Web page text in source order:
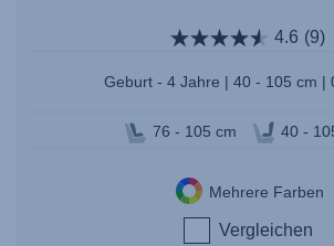
4.6 (9)
Geburt - 4 Jahre | 40 - 105 cm |
76 - 105 cm 40 -
Mehrere Farben
Vergleichen